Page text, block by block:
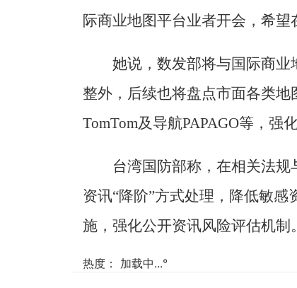
际商业地图平台业者开会，希望
她说，数发部将与国际商业
整外，后续也将盘点市面各类地
TomTom及导航PAPAGO等，强
台湾国防部称，在相关法
资讯“降阶”方式处理，降低敏
施，强化公开资讯风险评估机制。
热度： 加载中...°